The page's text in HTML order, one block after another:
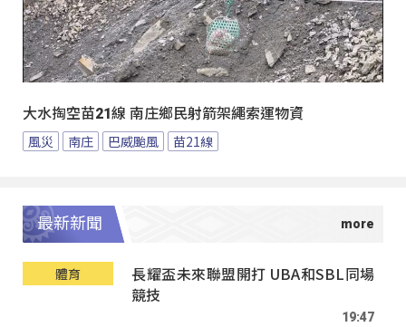
大水掏空苗21線 南庄鄉民射箭架繩索運物資
風災 南庄 巴威颱風 苗21線
最新新聞
體育
長耀盃未來聯盟開打 UBA和SBL同場
競技
19:47